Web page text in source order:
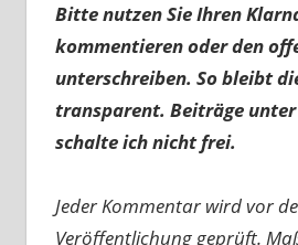
Bitte nutzen Sie Ihren
kommentieren oder den
unterschreiben. So bleibt
transparent. Beiträge
schalte ich nicht frei.
Jeder Kommentar wird vor
Veröffentlichung geprüft.